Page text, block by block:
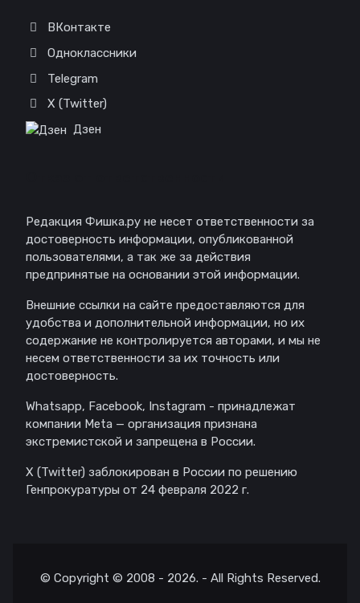
ВКонтакте
Одноклассники
Telegram
X (Twitter)
Дзен
Редакция Фишка.ру не несет ответственности за
достоверность информации, опубликованной
пользователями, а так же за действия
предпринятые на основании этой информации.
Внешние ссылки на сайте предоставляются для
удобства и дополнительной информации, но их
содержание не контролируется авторами, и мы не
несем ответственности за их точность или
достоверность.
Whatsapp, Facebook, Instagram - принадлежат
компании Meta — организация признана
экстремистской и запрещена в России.
X (Twitter) заблокирован в России по решению
Генпрокуратуры от 24 февраля 2022 г.
© Copyright © 2008 - 2026. - All Rights Reserved.